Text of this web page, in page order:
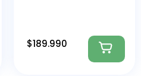
$189.990